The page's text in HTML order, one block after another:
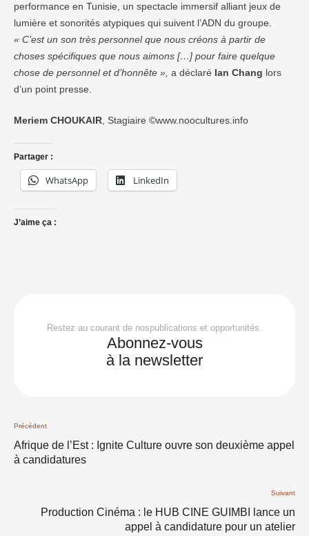
performance en Tunisie, un spectacle immersif alliant jeux de
lumière et sonorités atypiques qui suivent l’ADN du groupe.
« C’est un son très personnel que nous créons à partir de
choses spécifiques que nous aimons […] pour faire quelque
chose de personnel et d’honnête », a déclaré Ian Chang lors
d’un point presse.
Meriem CHOUKAIR , Stagiaire ©www.noocultures.info
Partager :
WhatsApp LinkedIn
J’aime ça :
Restez au courant de nospublications et opportunités.
Abonnez-vous
à la newsletter
Précédent
Afrique de l’Est : Ignite Culture ouvre son deuxième appel
à candidatures
Suivant
Production Cinéma : le HUB CINE GUIMBI lance un
appel à candidature pour un atelier